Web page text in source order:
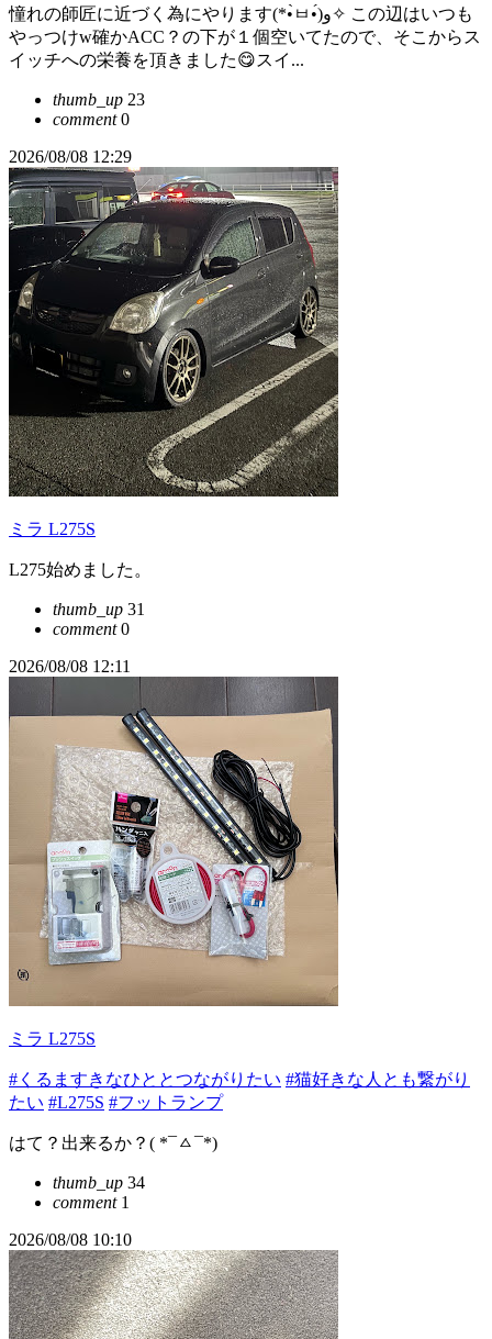
憧れの師匠に近づく為にやります(*•̀ㅂ•́)و✧ この辺はいつも
やっつけw確かACC？の下が１個空いてたので、そこからス
イッチへの栄養を頂きました😋スイ...
thumb_up 23
comment0
2026/08/08 12:29
ミラ L275S
L275始めました。
thumb_up 31
comment0
2026/08/08 12:11
ミラ L275S
#くるますきなひととつながりたい #猫好きな人とも繋がり
たい #L275S #フットランプ
はて？出来るか？( *¯ㅿ¯*)
thumb_up 34
comment1
2026/08/08 10:10